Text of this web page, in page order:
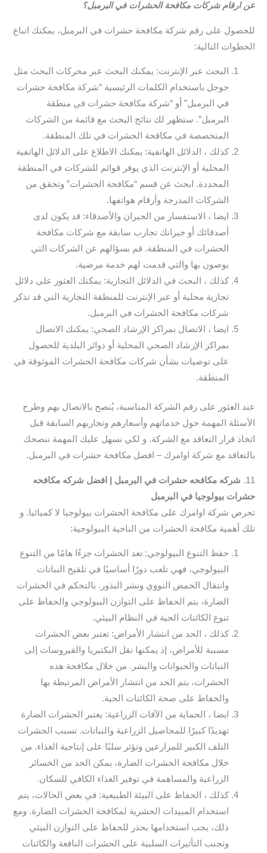
عن ارقام شركات مكافحة الحشرات في البرمبل؟
للحصول على رقم شركة مكافحة حشرات في البرمبل، يمكنك اتباع
الخطوات التالية:
البحث عبر الإنترنت: يمكنك البحث عبر محركات البحث مثل
جوجل باستخدام الكلمات الرئيسية “شركة مكافحة حشرات
في البرمبل” أو “شركة مكافحة حشرات في منطقة
البرمبل”. ستظهر لك نتائج البحث مع قائمة من الشركات
المتخصصة في مكافحة الحشرات في تلك المنطقة.
كذلك ، الدلائل الهاتفية: يمكنك الاطلاع على الدلائل الهاتفية
المحلية أو الإنترنت الذي يوفر قوائم للشركات في المنطقة
المحددة. ابحث عن قسم “مكافحة الحشرات” وتحقق من
الشركات المدرجة وأرقام هواتفها.
ايضا ، الاستفسار من الجيران والأصدقاء: قد يكون لدى
أصدقائك أو جيرانك تجارب سابقة مع شركات مكافحة
الحشرات في المنطقة. قم بسؤالهم عن الشركات التي
يوصون بها والتي قدمت لهم خدمة مرضية.
كذلك ، البحث في الدلائل التجارية: يمكنك العثور على دلائل
تجارية محلية أو عبر الإنترنت للمنطقة التجارية التي قد تذكر
شركات مكافحة الحشرات في البرمبل.
ايضا ، الاتصال بمراكز الإرشاد الصحي: يمكنك الاتصال
بمراكز الإرشاد الصحي المحلية أو دوائر البلدية للحصول
على توصيات بشأن شركات مكافحة الحشرات الموثوقة في
المنطقة.
عند العثور على رقم الشركة المناسبة، يُنصح بالاتصال بهم وطرح
الأسئلة المهمة حول خدماتهم وأسعارهم وتجاربهم السابقة قبل
اتخاذ قرار التعاقد مع الشركة. و لكي نسهل عليك المهمة ننصحك
بالتعاقد مع شركة اوامرك – افضل مكافحة حشرات في البرمبل.
11.
شركه مكافحه حشرات في البرمبل | افضل شركه مكافحه
حشرات بيولوجيا في البرمبل
تحرص شركة اوامرك على مكافحة الحشرات بيولوجيا لا كميائيا. و
تلك أهمية مكافحة الحشرات من الناحية البيولوجية:
حفظ التنوع البيولوجي: تعد الحشرات جزءًا هامًا من التنوع
البيولوجي، فهي تلعب دورًا أساسيًا في تلقيح النباتات
وانتقال الحمض النووي ونشر البذور. بالتحكم في الحشرات
الضارة، يتم الحفاظ على التوازن البيولوجي والحفاظ على
تنوع الكائنات الحية في النظام البيئي.
كذلك ، الحد من انتشار الأمراض: تعتبر بعض الحشرات
مسببة للأمراض، إذ يمكنها نقل البكتيريا والفيروسات إلى
النباتات والحيوانات والبشر. من خلال مكافحة هذه
الحشرات، يتم الحد من انتشار الأمراض المرتبطة بها
والحفاظ على صحة الكائنات الحية.
ايضا ، الحماية من الآفات الزراعية: يعتبر الحشرات الضارة
تهديدًا كبيرًا للمحاصيل الزراعية والنباتات. تسبب الحشرات
التلف الكبير للمزارعين وتؤثر سلبًا على إنتاجية الغذاء. من
خلال مكافحة الحشرات الضارة، يمكن الحد من الخسائر
الزراعية والمساهمة في توفير الغذاء الكافي للسكان.
كذلك ، الحفاظ على البيئة الطبيعية: في بعض الحالات، يتم
استخدام المبيدات الحشرية لمكافحة الحشرات الضارة. ومع
ذلك، يجب استخدامها بحذر للحفاظ على التوازن البيئي
وتجنب التأثيرات السلبية على الحشرات النافعة والكائنات